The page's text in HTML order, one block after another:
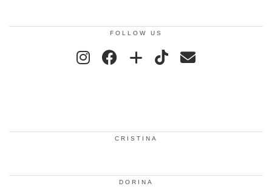
FOLLOW US
CRISTINA
DORINA